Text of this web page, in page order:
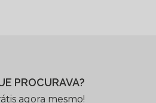
PROCURAVA?
agora mesmo!